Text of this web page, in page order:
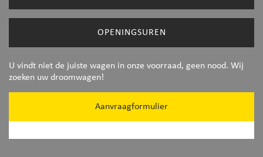
OPENINGSUREN
U vindt niet de juiste wagen in onze voorraad, geen nood. Wij
zoeken uw droomwagen!
Aanvraagformulier